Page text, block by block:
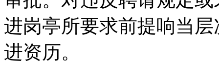
进岗亭所要求前提响当
进资历。